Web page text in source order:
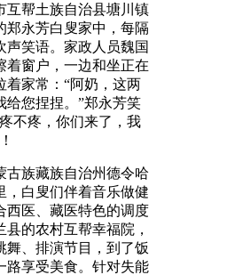
帮土族自治县塘川镇
郑永芳白叟家中，每隔
声笑语。家政人员魏国
着窗户，一边和坐正在
着家常：“阿奶，这两
给您捏捏。”郑永芳笑
不疼，你们来了，我
族藏族自治州德令哈
，白叟们伴着音乐做健
西医、藏医特色的调度
县的农村互帮幸福院，
舞、排演节目，到了饭
路享受美食。针对失能